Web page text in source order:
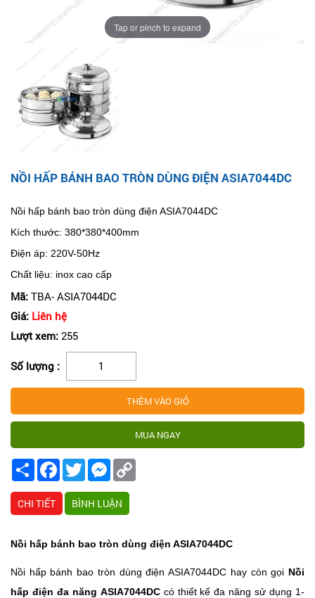
Tap or pinch to expand
NỒI HẤP BÁNH BAO TRÒN DÙNG ĐIỆN ASIA7044DC
Nồi hấp bánh bao tròn dùng điện ASIA7044DC
Kích thước: 380*380*400mm
Điện áp: 220V-50Hz
Chất liệu: inox cao cấp
Mã: TBA- ASIA7044DC
Giá: Liên hệ
Lượt xem: 255
Số lượng :
Share FacebookTwitterMessenger
CHI TIẾT BÌNH LUẬN
Nồi hấp bánh bao tròn dùng điện ASIA7044DC
Nồi hấp bánh bao tròn dùng điện ASIA7044DC hay còn gọi Nồi
hấp điện đa năng ASIA7044DCcó thiết kế đa năng sử dụng 1-